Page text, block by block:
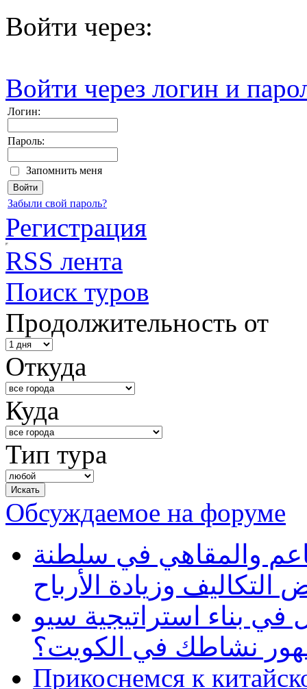
Войти через:
Войти через логин и
Логин:
Пароль:
Запомнить меня
Забыли свой пароль?
Регистрация
RSS лента
Поиск туров
Продолжительность от
Откуда
Куда
Тип тура
Обсуждаемое на форуме
والمقاهي في سلطنة
وزيادة الأرباح
بناء استراتيجية سيو
نشاطك في الكويت؟
Прикоснемся к